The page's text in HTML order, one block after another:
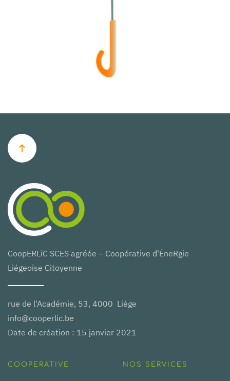
CoopERLiC SCES agréée – Coopérative d'ÉneRgie
Liégeoise Citoyenne
rue de l'Académie, 53, 4000 Liège
info@cooperlic.be
Date de création : 15 janvier 2021
COOPERATIVE NOS SERVICES